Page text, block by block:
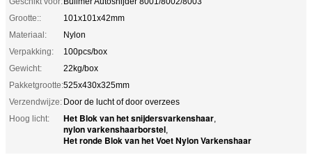
Grootte::
101x101x42mm
Materiaal:
Nylon
Verpakking:
100pcs/box
Gewicht:
22kg/box
Pakketgrootte:525x430x325mm
Verzendwijze: Door de lucht of door overzees
Hoog licht:
Het Blok van het snijdersvarkenshaar,
nylon varkenshaarborstel,
Het ronde Blok van het Voet Nylon Varkenshaar